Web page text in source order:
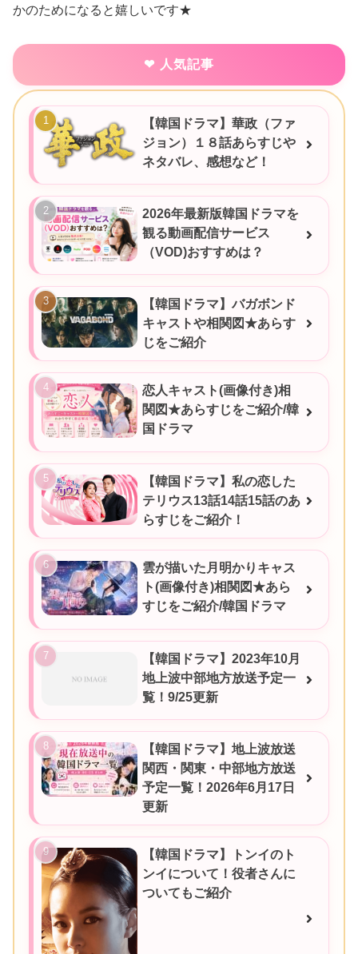
かのためになると嬉しいです★
人気記事
【韓国ドラマ】華政（ファ
ジョン）１８話あらすじや
ネタバレ、感想など！
2026年最新版韓国ドラマを
観る動画配信サービス
（VOD)おすすめは？
【韓国ドラマ】バガボンド
キャストや相関図★あらす
じをご紹介
恋人キャスト(画像付き)相
関図★あらすじをご紹介/韓
国ドラマ
【韓国ドラマ】私の恋した
テリウス13話14話15話のあ
らすじをご紹介！
雲が描いた月明かりキャス
ト(画像付き)相関図★あら
すじをご紹介/韓国ドラマ
【韓国ドラマ】2023年10月
地上波中部地方放送予定一
覧！9/25更新
【韓国ドラマ】地上波放送
関西・関東・中部地方放送
予定一覧！2026年6月17日
更新
【韓国ドラマ】トンイのト
ンイについて！役者さんに
ついてもご紹介